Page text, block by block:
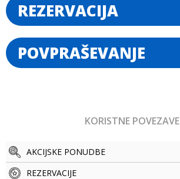
REZERVACIJA
POVPRAŠEVANJE
KORISTNE POVEZAVE
AKCIJSKE PONUDBE
REZERVACIJE